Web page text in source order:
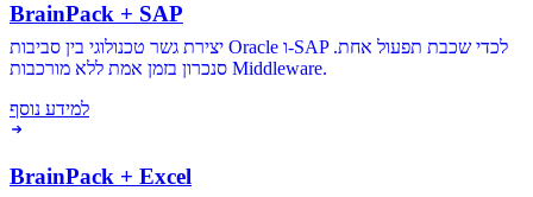
BrainPack + SAP
יצירת גשר טכנולוגי בין סביבות Oracle ו-SAP לכדי שכבת תפעול אחת.
סנכרון בזמן אמת ללא מורכבות Middleware.
למידע נוסף
BrainPack + Excel